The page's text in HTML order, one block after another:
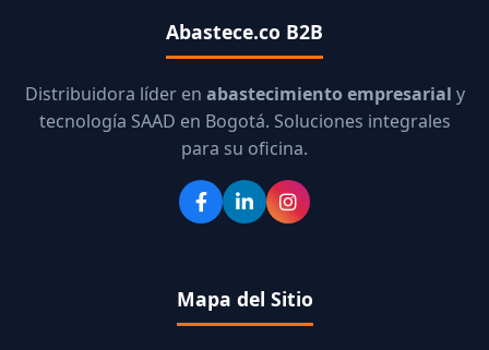
Abastece.co B2B
Distribuidora líder en abastecimiento empresarial y
tecnología SAAD en Bogotá. Soluciones integrales
para su oficina.
Mapa del Sitio